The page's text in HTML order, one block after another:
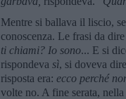
Mentre si ballava il liscio,
conoscenza. Le frasi da
ti chiami? Io sono... E si
rispondeva sì, si doveva
risposta era: ecco perché
volte no. A fine serata,